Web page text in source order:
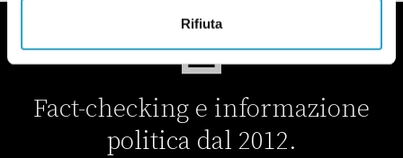
Rifiuta
Fact-checking e informazione
politica dal 2012.